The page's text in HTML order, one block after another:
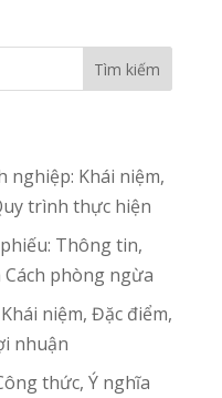
Tìm kiếm
nghiệp: Khái niệm,
trình thực hiện
Thông tin,
phòng ngừa
niệm, Đặc điểm,
nhuận
thức, Ý nghĩa